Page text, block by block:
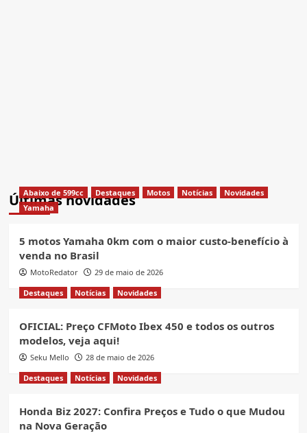
Últimas novidades
Abaixo de 599cc Destaques Motos Notícias
Novidades
Yamaha
5 motos Yamaha 0km com o maior custo-benefício à
venda no Brasil
MotoRedator
29 de maio de 2026
Destaques
Notícias Novidades
OFICIAL: Preço CFMoto Ibex 450 e todos os outros
modelos, veja aqui!
Seku Mello
28 de maio de 2026
Destaques
Notícias Novidades
Honda Biz 2027: Confira Preços e Tudo o que Mudou
na Nova Geração